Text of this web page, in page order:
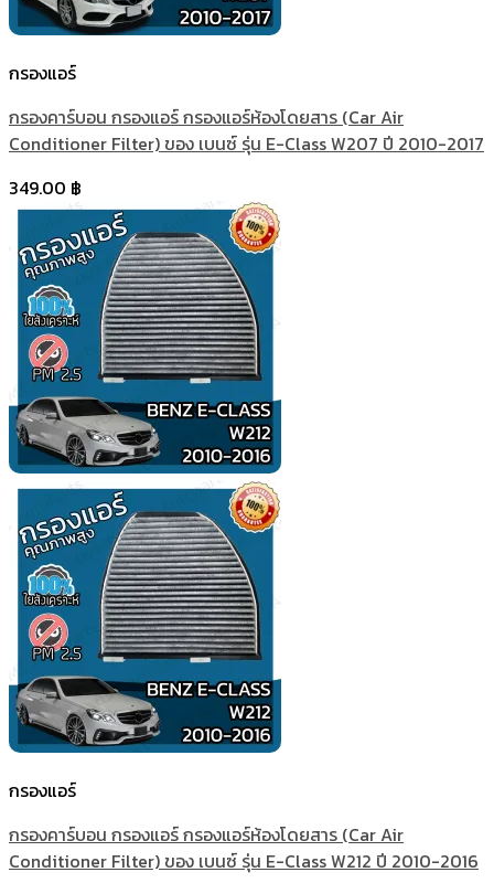
กรองแอร์
กรองคาร์บอน กรองแอร์ กรองแอร์ห้องโดยสาร (Car Air
Conditioner Filter) ของ เบนซ์ รุ่น E-Class W207 ปี 2010-2017
349.00 ฿
กรองแอร์
กรองคาร์บอน กรองแอร์ กรองแอร์ห้องโดยสาร (Car Air
Conditioner Filter) ของ เบนซ์ รุ่น E-Class W212 ปี 2010-2016